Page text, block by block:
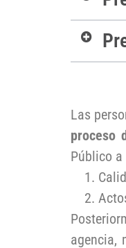
Las
proceso
Público a
agencia,